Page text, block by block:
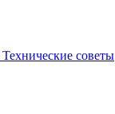
Технические советы